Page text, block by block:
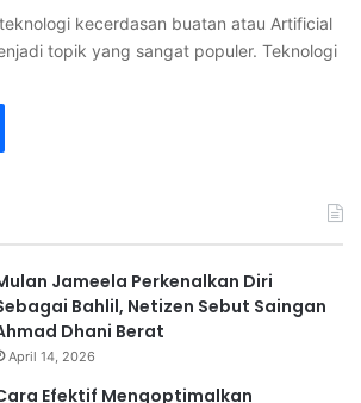
kecerdasan buatan atau Artificial
topik yang sangat populer. Teknologi
Jameela Perkenalkan Diri
Bahlil, Netizen Sebut Saingan
Dhani Berat
April 14, 2026
Efektif Mengoptimalkan